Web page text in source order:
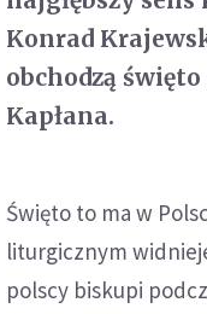
Konrad
obchodzą
Kapłana.
Święto to ma w
liturgicznym
polscy biskupi